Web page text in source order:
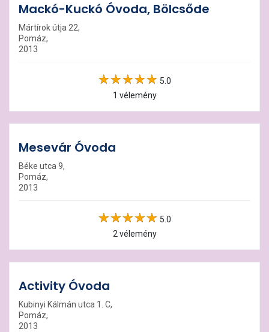
Mackó-Kuckó Óvoda, Bölcsőde
Mártírok útja 22,
Pomáz,
2013
5.0
1 vélemény
Mesevár Óvoda
Béke utca 9,
Pomáz,
2013
5.0
2 vélemény
Activity Óvoda
Kubinyi Kálmán utca 1. C,
Pomáz,
2013